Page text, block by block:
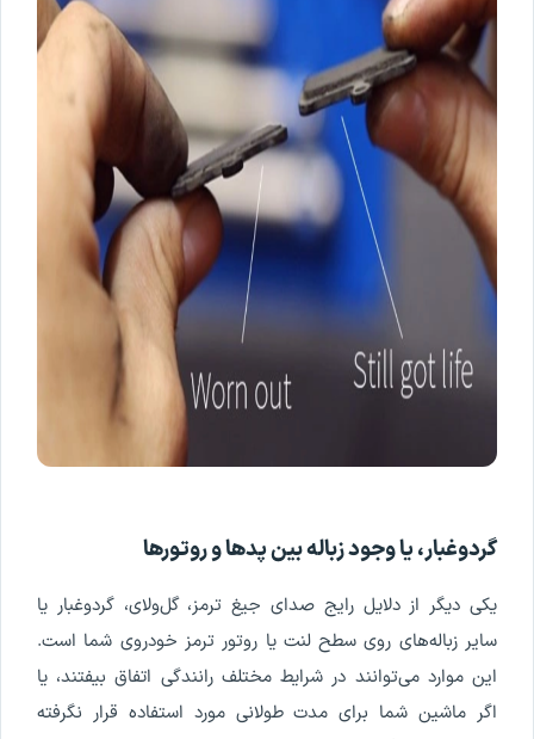
گردوغبار، یا وجود زباله بین پدها و روتورها
یکی دیگر از دلایل رایج صدای جیغ ترمز، گل‌ولای، گردوغبار یا
سایر زباله‌های روی سطح لنت یا روتور ترمز خودروی شما است.
این موارد می‌توانند در شرایط مختلف رانندگی اتفاق بیفتند، یا
اگر ماشین شما برای مدت طولانی مورد استفاده قرار نگرفته